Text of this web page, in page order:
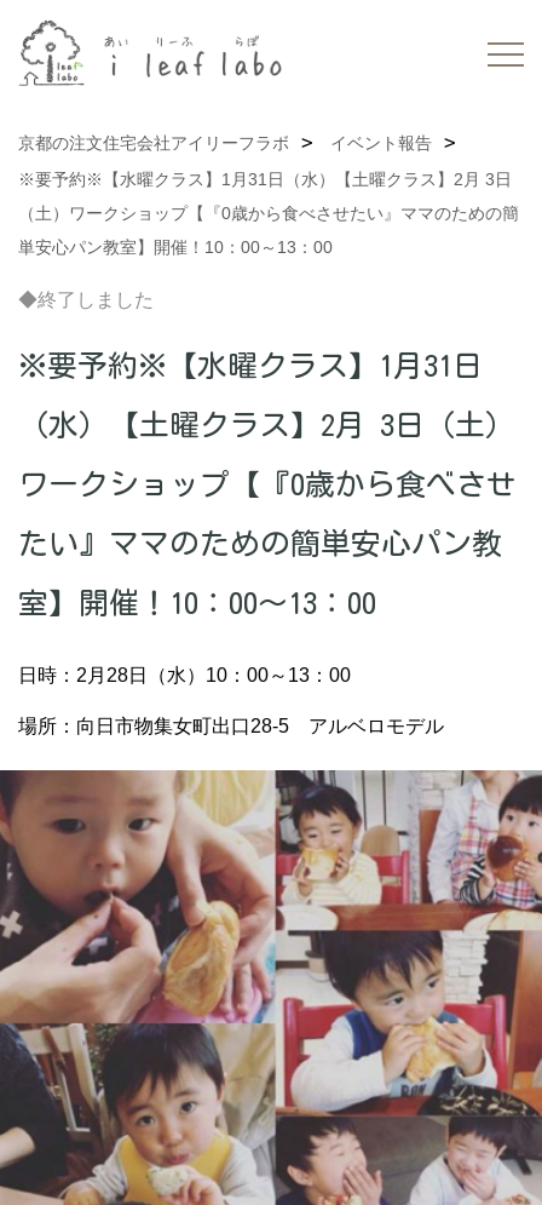
京都の注文住宅会社アイリーフラボ
イベント報告
※要予約※【水曜クラス】1月31日（水）【土曜クラス】2月 3日
（土）ワークショップ【『0歳から食べさせたい』ママのための簡
単安心パン教室】開催！10：00～13：00
◆終了しました
※要予約※【水曜クラス】1月31日
（水）【土曜クラス】2月 3日（土）
ワークショップ【『0歳から食べさせ
たい』ママのための簡単安心パン教
室】開催！10：00～13：00
日時：2月28日（水）10：00～13：00
場所：向日市物集女町出口28-5 アルベロモデル